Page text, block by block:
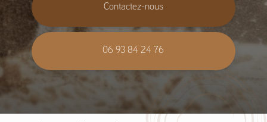
Contactez-nous
06 93 84 24 76